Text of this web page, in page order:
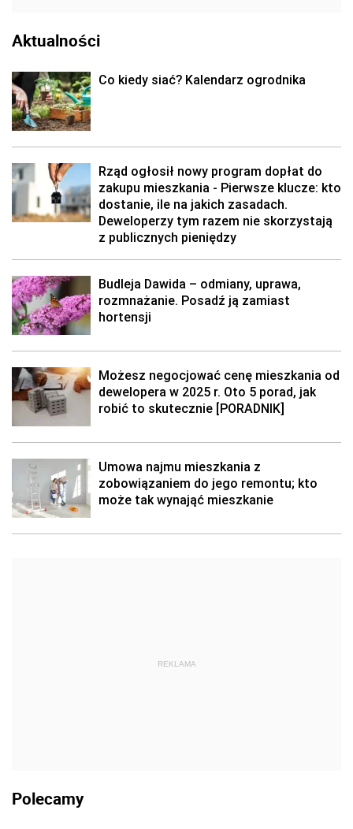
Aktualności
Co kiedy siać? Kalendarz ogrodnika
Rząd ogłosił nowy program dopłat do
zakupu mieszkania - Pierwsze klucze: kto
dostanie, ile na jakich zasadach.
Deweloperzy tym razem nie skorzystają
z publicznych pieniędzy
Budleja Dawida – odmiany, uprawa,
rozmnażanie. Posadź ją zamiast
hortensji
Możesz negocjować cenę mieszkania od
dewelopera w 2025 r. Oto 5 porad, jak
robić to skutecznie [PORADNIK]
Umowa najmu mieszkania z
zobowiązaniem do jego remontu; kto
może tak wynająć mieszkanie
REKLAMA
Polecamy